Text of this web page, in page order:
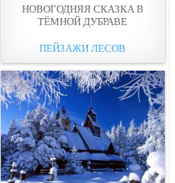
НОВОГОДНЯЯ СКАЗКА В
ТЁМНОЙ ДУБРАВЕ
ПЕЙЗАЖИ ЛЕСОВ